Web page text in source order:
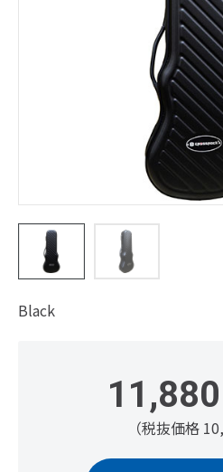
Black
11,880
（税抜価格